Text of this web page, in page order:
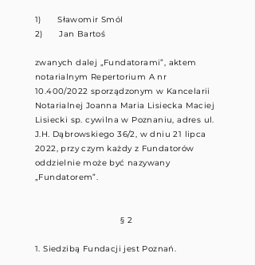
1) Sławomir Smól
2) Jan Bartoś
zwanych dalej „Fundatorami”, aktem
notarialnym Repertorium A nr
10.400/2022 sporządzonym w Kancelarii
Notarialnej Joanna Maria Lisiecka Maciej
Lisiecki sp. cywilna w Poznaniu, adres ul.
J.H. Dąbrowskiego 36/2, w dniu 21 lipca
2022, przy czym każdy z Fundatorów
oddzielnie może być nazywany
„Fundatorem”.
§ 2
1. Siedzibą Fundacji jest Poznań.